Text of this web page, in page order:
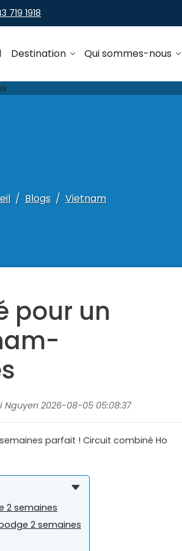
719 1918
Destination Qui sommes-nous
Blogs Vietnam
pour un
Nguyen 2026-08-05 05:08:37
parfait ! Circuit combiné Ho
2 semaines
2 semaines